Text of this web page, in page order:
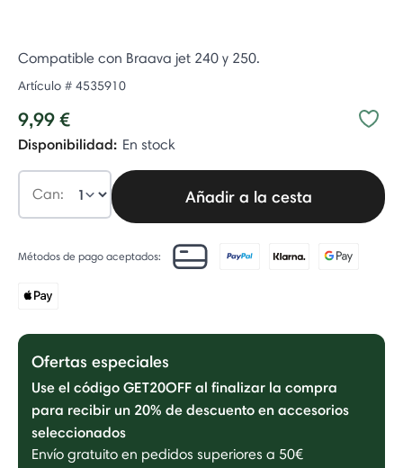
Compatible con Braava jet 240 y 250.
Artículo # 4535910
9,99 €
Disponibilidad: En stock
Can: Añadir a la cesta
Métodos de pago aceptados:
Ofertas especiales
Use el código GET20OFF al finalizar la compra
para recibir un 20% de descuento en accesorios
seleccionados
Envío gratuito en pedidos superiores a 50€